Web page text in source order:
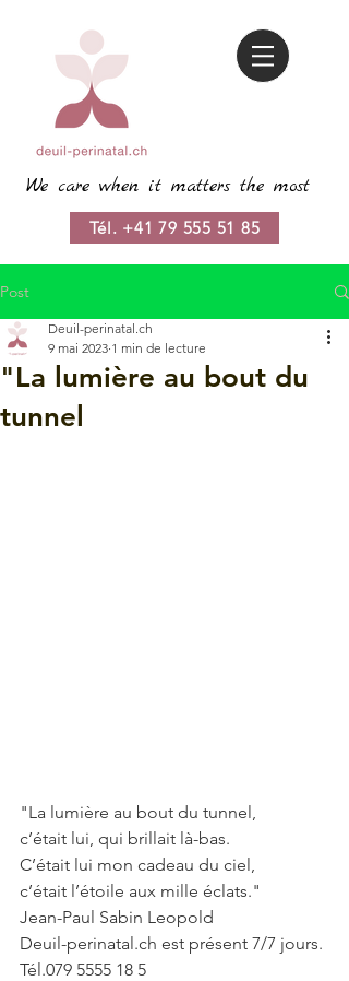
We care when it matters the most
Tél. +41 79 555 51 85
Post
"La lumière au bout du
tunnel
Deuil-perinatal.ch
9 mai 2023 1 min de lecture
"La lumière au bout du tunnel,
c’était lui, qui brillait là-bas.
C’était lui mon cadeau du ciel,
c’était l’étoile aux mille éclats."
Jean-Paul Sabin Leopold
Deuil-perinatal.ch est présent 7/7 jours.
Tél.079 5555 18 5